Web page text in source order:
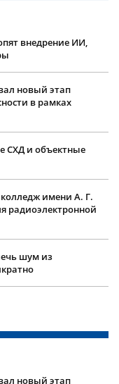
внедрение ИИ,
новый этап
в рамках
СХД и объектные
имени А. Г.
радиоэлектронной
шум из
новый этап